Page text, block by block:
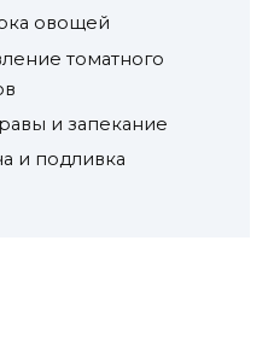
овощей
томатного
и запекание
и подливка